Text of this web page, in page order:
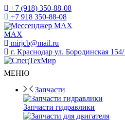
+7 (918) 350-88-08
+7 918 350-88-08
Мессенджер MAX
mirjcb@mail.ru
г. Краснодар ул. Бородинская
МЕНЮ
Запчасти
Запчасти гидравлики